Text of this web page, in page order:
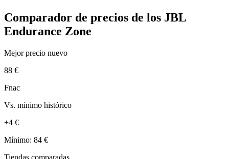
Comparador de precios de los JBL
Endurance Zone
Mejor precio nuevo
88 €
Fnac
Vs. mínimo histórico
+4 €
Mínimo: 84 €
Tiendas comparadas